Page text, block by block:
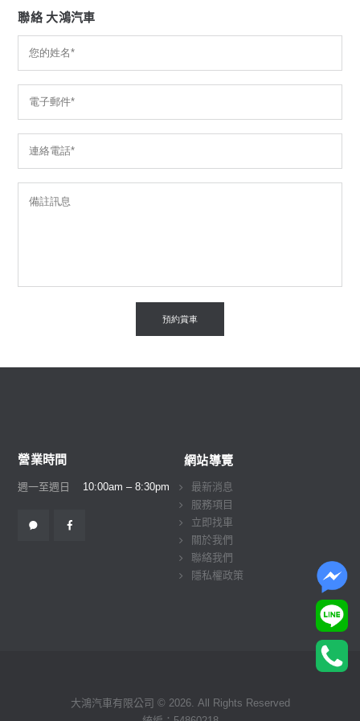
聯絡 大鴻汽車
營業時間
週一至週日 10:00am – 8:30pm
網站導覽
最新消息
服務項目
立即找車
關於我們
聯絡我們
隱私權政策
大鴻汽車有限公司 © 2026. All Rights Reserved